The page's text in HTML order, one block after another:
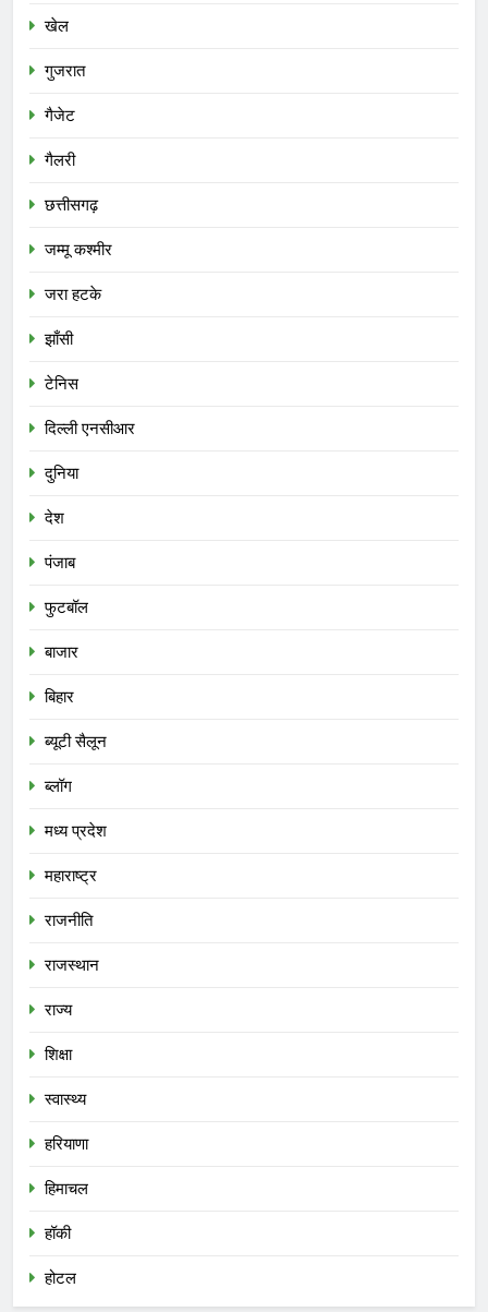
खेल
गुजरात
गैजेट
गैलरी
छत्तीसगढ़
जम्मू कश्मीर
जरा हटके
झाँसी
टेनिस
दिल्ली एनसीआर
दुनिया
देश
पंजाब
फुटबॉल
बाजार
बिहार
ब्यूटी सैलून
ब्लॉग
मध्य प्रदेश
महाराष्ट्र
राजनीति
राजस्थान
राज्य
शिक्षा
स्वास्थ्य
हरियाणा
हिमाचल
हॉकी
होटल